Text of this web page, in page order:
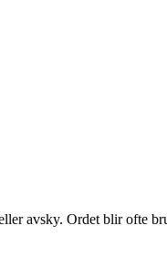
avsky. Ordet blir ofte